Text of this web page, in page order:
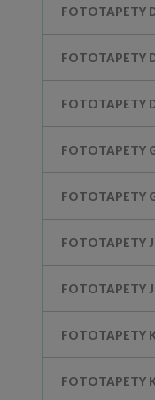
FOTOTAPETY
FOTOTAPETY
FOTOTAPETY
FOTOTAPETY
FOTOTAPETY
FOTOTAPETY
FOTOTAPETY
FOTOTAPETY
FOTOTAPETY